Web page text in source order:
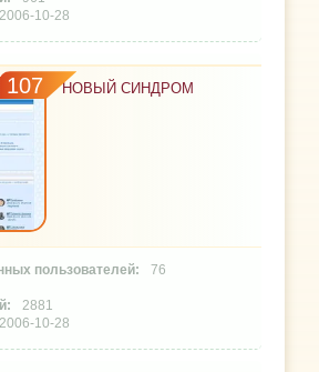
2006-10-28
107 НОВЫЙ СИНДРОМ
76
2881
2006-10-28